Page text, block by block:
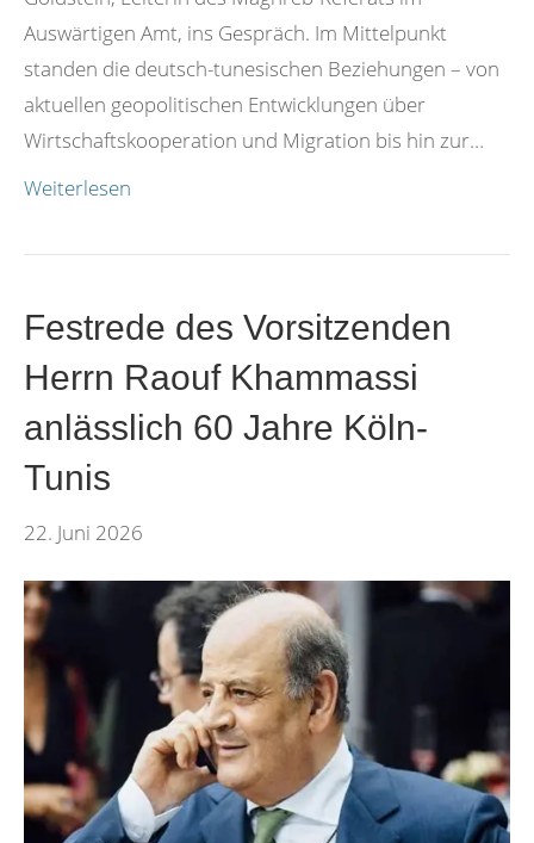
Auswärtigen Amt, ins Gespräch. Im Mittelpunkt
standen die deutsch-tunesischen Beziehungen – von
aktuellen geopolitischen Entwicklungen über
Wirtschaftskooperation und Migration bis hin zur…
Weiterlesen
Festrede des Vorsitzenden
Herrn Raouf Khammassi
anlässlich 60 Jahre Köln-
Tunis
22. Juni 2026